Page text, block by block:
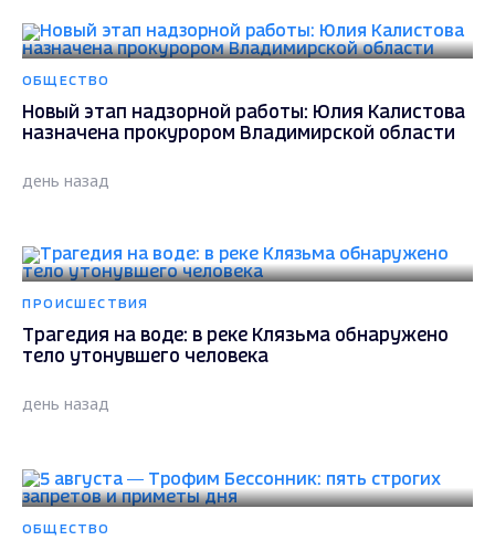
ОБЩЕСТВО
Новый этап надзорной работы: Юлия Калистова
назначена прокурором Владимирской области
день назад
ПРОИСШЕСТВИЯ
Трагедия на воде: в реке Клязьма обнаружено
тело утонувшего человека
день назад
ОБЩЕСТВО